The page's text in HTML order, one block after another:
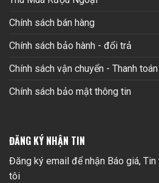
Chính sách bán hàng
Chính sách bảo hành - đổi trả
Chính sách vận chuyển - Thanh toán
Chính sách bảo mật thông tin
ĐĂNG KÝ NHẬN TIN
Đăng ký email để nhận Báo giá,
tôi